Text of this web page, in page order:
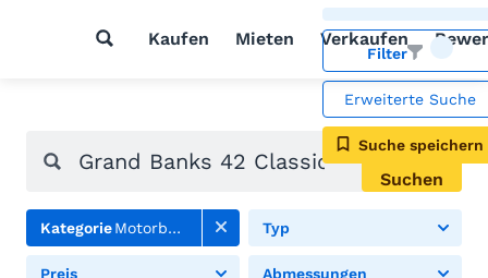
Kaufen Mieten Verkaufen
Filter
Erweiterte Suche
Suche speichern
Suchen
KategorieMotorboote Typ
Preis Abmessungen